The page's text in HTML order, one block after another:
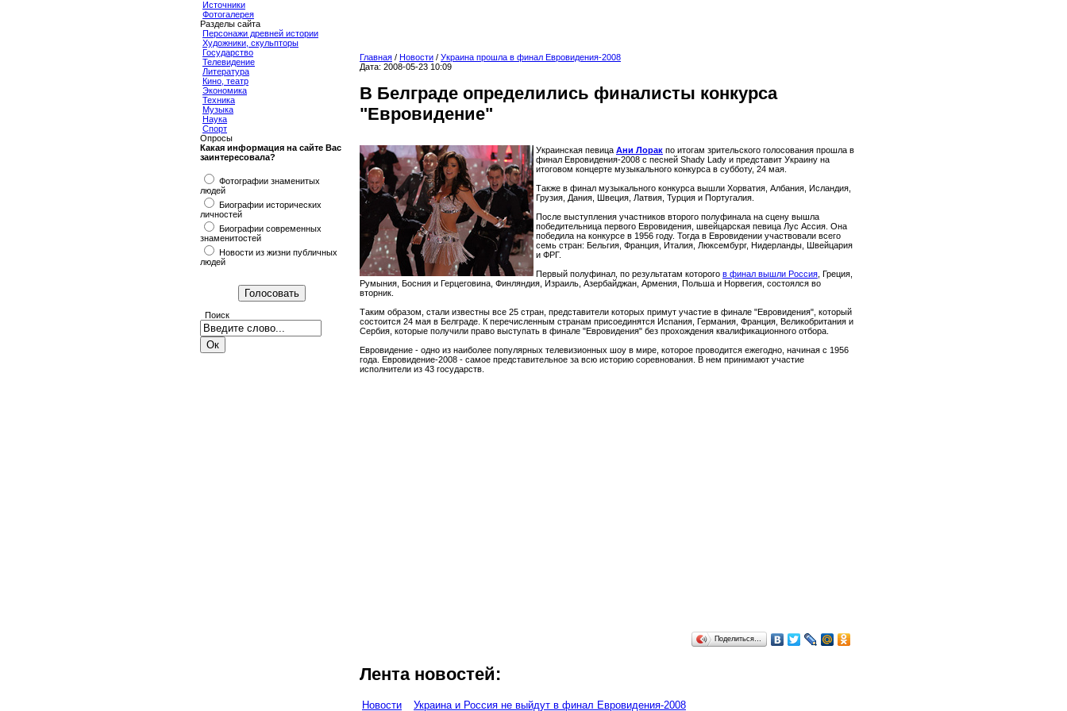
Источники
Фотогалерея
Разделы сайта
Персонажи древней истории
Художники, скульпторы
Государство
Телевидение
Литература
Кино, театр
Экономика
Техника
Музыка
Наука
Спорт
Опросы
Какая информация на сайте Вас
заинтересовала?
Фотографии знаменитых
людей
Биографии исторических
личностей
Биографии современных
знаменитостей
Новости из жизни публичных
людей
Поиск
Главная / Новости / Украина прошла в финал Евровидения-2008
Дата: 2008-05-23 10:09
В Белграде определились финалисты конкурса
"Евровидение"
Украинская певица Ани Лорак по итогам зрительского голосования прошла в
финал Евровидения-2008 с песней Shady Lady и представит Украину на
итоговом концерте музыкального конкурса в субботу, 24 мая.
Также в финал музыкального конкурса вышли Хорватия, Албания, Исландия,
Грузия, Дания, Швеция, Латвия, Турция и Португалия.
После выступления участников второго полуфинала на сцену вышла
победительница первого Евровидения, швейцарская певица Лус Ассия. Она
победила на конкурсе в 1956 году. Тогда в Евровидении участвовали всего
семь стран: Бельгия, Франция, Италия, Люксембург, Нидерланды, Швейцария
и ФРГ.
Первый полуфинал, по результатам которого в финал вышли Россия, Греция,
Румыния, Босния и Герцеговина, Финляндия, Израиль, Азербайджан, Армения, Польша и Норвегия, состоялся во
вторник.
Таким образом, стали известны все 25 стран, представители которых примут участие в финале "Евровидения", который
состоится 24 мая в Белграде. К перечисленным странам присоединятся Испания, Германия, Франция, Великобритания и
Сербия, которые получили право выступать в финале "Евровидения" без прохождения квалификационного отбора.
Евровидение - одно из наиболее популярных телевизионных шоу в мире, которое проводится ежегодно, начиная с 1956
года. Евровидение-2008 - самое представительное за всю историю соревнования. В нем принимают участие
исполнители из 43 государств.
Поделиться…
Лента новостей:
Новости Украина и Россия не выйдут в финал Евровидения-2008